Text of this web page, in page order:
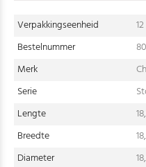
Verpakkingseenheid
12
Bestelnummer
Merk
Serie
Lengte
Breedte
Diameter